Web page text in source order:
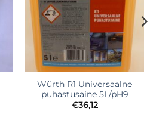
Würth R1 Universaalne
puhastusaine 5L/pH9
€36,12